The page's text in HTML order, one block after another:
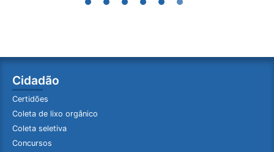
Cidadão
Certidões
Coleta de lixo orgânico
Coleta seletiva
Concursos